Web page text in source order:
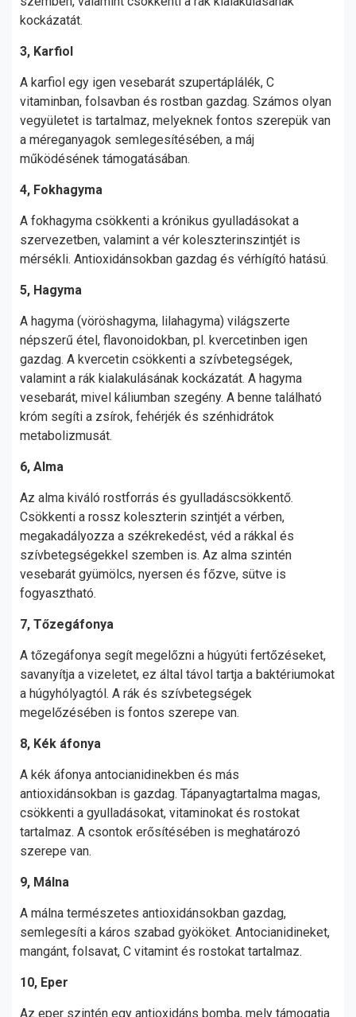
kockázatát.
3, Karfiol
A karfiol egy igen vesebarát szupertáplálék, C
vitaminban, folsavban és rostban gazdag. Számos olyan
vegyületet is tartalmaz, melyeknek fontos szerepük van
a méreganyagok semlegesítésében, a máj
működésének támogatásában.
4, Fokhagyma
A fokhagyma csökkenti a krónikus gyulladásokat a
szervezetben, valamint a vér koleszterinszintjét is
mérsékli. Antioxidánsokban gazdag és vérhígító hatású.
5, Hagyma
A hagyma (vöröshagyma, lilahagyma) világszerte
népszerű étel, flavonoidokban, pl. kvercetinben igen
gazdag. A kvercetin csökkenti a szívbetegségek,
valamint a rák kialakulásának kockázatát. A hagyma
vesebarát, mivel káliumban szegény. A benne található
króm segíti a zsírok, fehérjék és szénhidrátok
metabolizmusát.
6, Alma
Az alma kiváló rostforrás és gyulladáscsökkentő.
Csökkenti a rossz koleszterin szintjét a vérben,
megakadályozza a székrekedést, véd a rákkal és
szívbetegségekkel szemben is. Az alma szintén
vesebarát gyümölcs, nyersen és főzve, sütve is
fogyasztható.
7, Tőzegáfonya
A tőzegáfonya segít megelőzni a húgyúti fertőzéseket,
savanyítja a vizeletet, ez által távol tartja a baktériumokat
a húgyhólyagtól. A rák és szívbetegségek
megelőzésében is fontos szerepe van.
8, Kék áfonya
A kék áfonya antocianidinekben és más
antioxidánsokban is gazdag. Tápanyagtartalma magas,
csökkenti a gyulladásokat, vitaminokat és rostokat
tartalmaz. A csontok erősítésében is meghatározó
szerepe van.
9, Málna
A málna természetes antioxidánsokban gazdag,
semlegesíti a káros szabad gyököket. Antocianidineket,
mangánt, folsavat, C vitamint és rostokat tartalmaz.
10, Eper
Az eper szintén egy antioxidáns bomba, mely támogatja